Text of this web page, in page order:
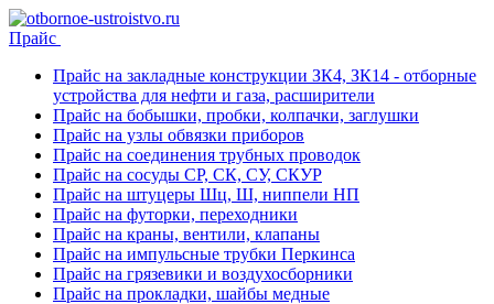
Прайс
Прайс на закладные конструкции ЗК4, ЗК14 - отборные
устройства для нефти и газа, расширители
Прайс на бобышки, пробки, колпачки, заглушки
Прайс на узлы обвязки приборов
Прайс на соединения трубных проводок
Прайс на сосуды СР, СК, СУ, СКУР
Прайс на штуцеры Шц, Ш, ниппели НП
Прайс на футорки, переходники
Прайс на краны, вентили, клапаны
Прайс на импульсные трубки Перкинса
Прайс на грязевики и воздухосборники
Прайс на прокладки, шайбы медные